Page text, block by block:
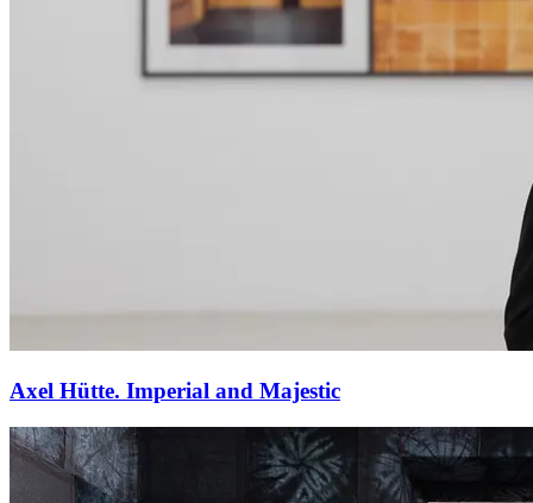
Axel Hütte. Imperial and Majestic